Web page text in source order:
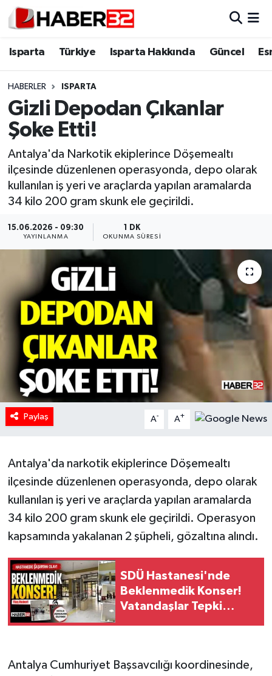
Isparta Türkiye Isparta Hakkında Güncel
HABERLER ISPARTA
Gizli Depodan Çıkanlar
Şoke Etti!
Antalya'da Narkotik ekiplerince Döşemealtı
ilçesinde düzenlenen operasyonda, depo olarak
kullanılan iş yeri ve araçlarda yapılan aramalarda
34 kilo 200 gram skunk ele geçirildi.
15.06.2026 - 09:30
YAYINLANMA
1 DK
OKUNMA SÜRESI
Paylaş A- A+
Antalya'da narkotik ekiplerince Döşemealtı
ilçesinde düzenlenen operasyonda, depo olarak
kullanılan iş yeri ve araçlarda yapılan aramalarda
34 kilo 200 gram skunk ele geçirildi. Operasyon
kapsamında yakalanan 2 şüpheli, gözaltına alındı.
SDÜ Hastanesi'nde
Beklenmedik Konser!
Vatandaşlar Tepki
Antalya Cumhuriyet Başsavcılığı koordinesinde,
Isparta
Esnaf Diyor ki;
ASAYİŞ
BİLİM VE TEKNOLOJİ
EĞİTİM
GENEL
Güncel
HABERDE İNSAN
İlginç
KÜLTÜR SANAT
MAGAZİN
Oyun
RESMİ İLANLAR
Spor
Tarihi Yapılarımız
Teknoloji
Yerel
Isparta Nöbetçi Eczaneler
Isparta Trafik Yoğunluk Haritası
Süper Lig Puan Durumu ve Fikstür
Tüm Manşetler
Son Dakika Haberleri
Haber Arşivi